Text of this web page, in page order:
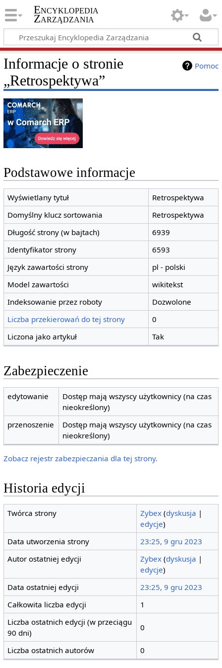
Encyklopedia
Zarządzania
Pomoc
Informacje o stronie
„Retrospektywa”
Podstawowe informacje
Wyświetlany tytuł
Retrospektywa
Domyślny klucz sortowania
Retrospektywa
Długość strony (w bajtach)
6939
Identyfikator strony
6593
Język zawartości strony
pl - polski
Model zawartości
wikitekst
Indeksowanie przez roboty
Dozwolone
Liczba przekierowań do tej strony
0
Liczona jako artykuł
Tak
Zabezpieczenie
edytowanie
Dostęp mają wszyscy użytkownicy (na czas
nieokreślony)
przenoszenie
Dostęp mają wszyscy użytkownicy (na czas
nieokreślony)
Zobacz rejestr zabezpieczania dla tej strony.
Historia edycji
Twórca strony Zybex (dyskusja |
edycje)
Data utworzenia strony
23:25, 9 gru 2023
Autor ostatniej edycji
Zybex (dyskusja |
edycje)
Data ostatniej edycji
23:25, 9 gru 2023
Całkowita liczba edycji
1
Liczba ostatnich edycji (w przeciągu
90 dni)
0
Liczba ostatnich autorów 0